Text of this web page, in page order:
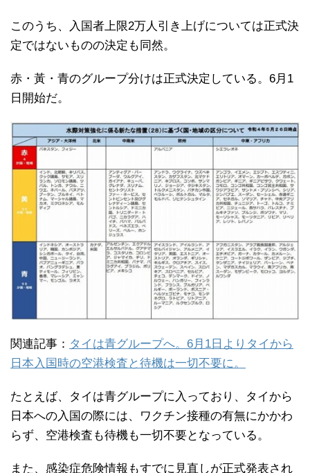
このうち、入国者上限2万人引き上げについては正式決
定ではないものの決定も同然。
赤・黃・青のグループ分けは正式決定している。6月1
日開始だ。
関連記事： タイは青グループへ。6月1日よりタイから
日本入国時の空港検査と待機は一切不要に。
たとえば、タイは青グループに入っており、タイから
日本への入国の際には、ワクチン接種の有無にかかわ
らず、空港検査も待機も一切不要となっている。
また、感染症危険情報もすでに見直しが正式発表され